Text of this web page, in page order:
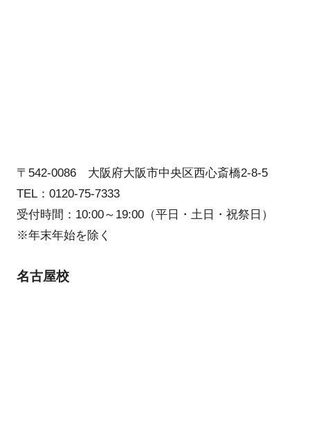
〒542-0086 大阪府大阪市中央区西心斎橋2-8-5
TEL：0120-75-7333
受付時間：10:00～19:00（平日・土日・祝祭日）
※年末年始を除く
名古屋校